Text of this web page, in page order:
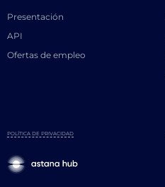
Presentación
API
Ofertas de empleo
POLÍTICA DE PRIVACIDAD